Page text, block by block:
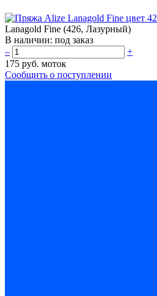
Lanagold Fine (426, Лазурный)
В наличии: под заказ
–
+
175 руб. моток
Сообщить о поступлении